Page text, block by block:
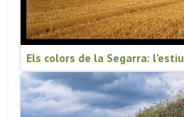
Els colors de la Segarra: l'estiu